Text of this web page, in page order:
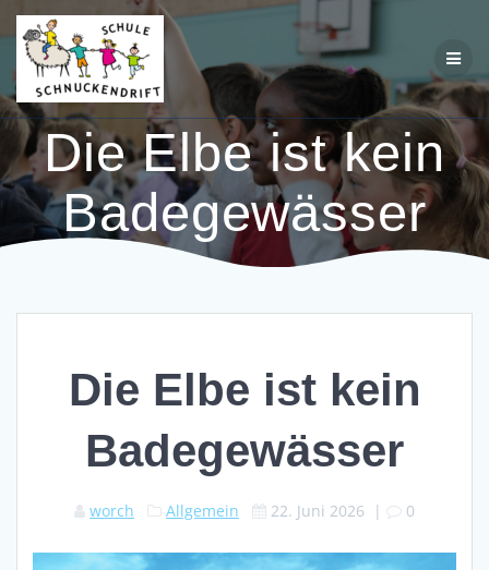
Zum
springen
Die Elbe ist kein
Badegewässer
Die Elbe ist kein
Badegewässer
worch Allgemein 22. Juni 2026 | 0